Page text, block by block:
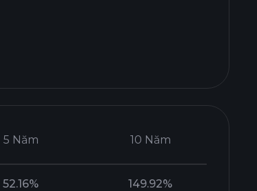
5 Năm 10 Năm
52.16% 149.92%